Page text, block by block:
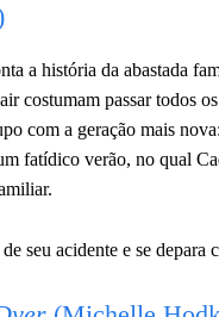
a história da abastada
costumam passar todos
com a geração mais
fatídico verão, no qual
seu acidente e se